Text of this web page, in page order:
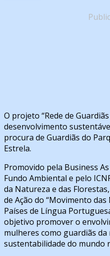
O projeto “Rede de
desenvolvimento
procura de Guardiãs do
Estrela.
Promovido pela Business
Fundo Ambiental e pelo
da Natureza e das
de Ação do “Movimento
Países de Língua
objetivo promover o
mulheres como guardiãs
sustentabilidade do mundo